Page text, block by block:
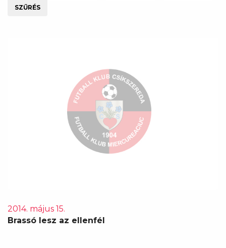
SZŰRÉS
2014. május 15.
Brassó lesz az ellenfél